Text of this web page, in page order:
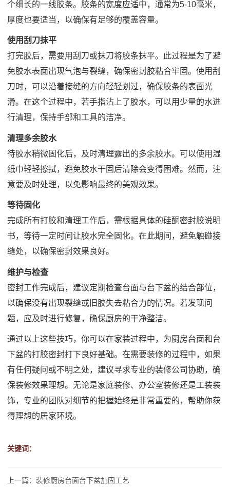
个细长的一线胶条。胶条的宽度应适中，通常为5-10毫米，
厚度也要适当，以确保有足够的覆盖容量。
使用刮刀抹平
打完胶后，需要用刮刀或抹刀将胶条抹平。此过程是为了避
免胶水表面出现气泡与裂缝，确保密封胶粘合牢固。使用刮
刀时，可以沿着接缝的方向轻轻划过，确保胶条的表面光
滑。在这个过程中，若手指沾上了胶水，可以用少量的水进
行清理，保持手部和工具的洁净。
清理多余胶水
待胶水稍微固化后，及时清理露出的多余胶水。可以使用湿
纸巾轻轻擦拭，避免胶水干固后清除会变得困难。然而，注
意要及时处理，以免影响最终的美观效果。
等待固化
完成所有打胶和清理工作后，需根据具体的硅酮密封胶说明
书，等待一定时间让胶水完全固化。在此期间，避免触碰接
缝处，以确保密封效果良好。
维护与检查
密封工作完成后，建议定期检查台面与台下盆的结合部位，
以确保没有出现裂缝或旧胶失去粘合力的情况。若发现问
题，应及时进行修复，确保厨房的干净整洁。
通过以上这些技巧，你可以在家装过程中，为厨房台面和台
下盆的打胶密封打下良好基础。在需要装修的过程中，如果
有任何疑问或不明之处，建议寻求专业的装修公司协助，确
保装修效果理想。无论是家庭装修、办公室装修还是工装装
饰，专业的团队对细节的把握始终是非常重要的，帮助你获
得理想的居家环境。
关键词：
上一篇： 装修厨房台面台下盆加固工艺